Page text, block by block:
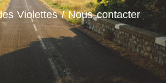
Violettes / Nous contacter